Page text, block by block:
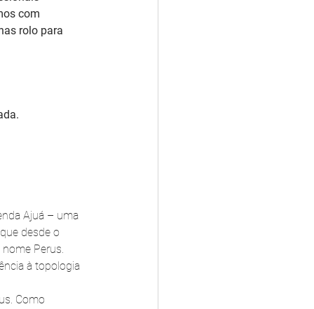
com
rolo para
Ajuá – uma
desde o
Perus.
à topologia
Como